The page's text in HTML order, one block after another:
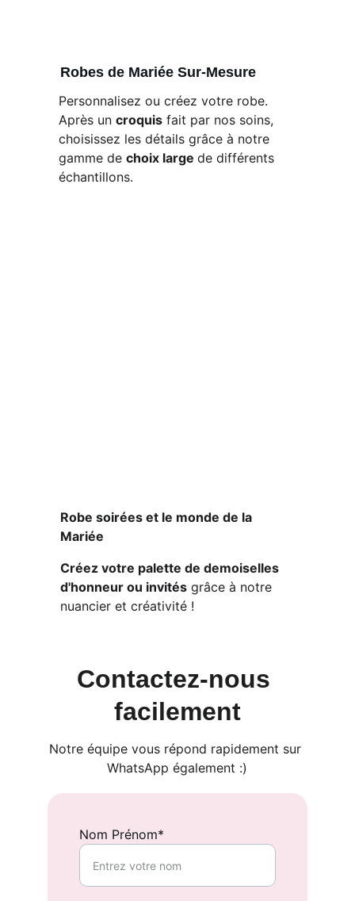
Robes de Mariée Sur-Mesure
Personnalisez ou créez votre robe.
Après un croquis fait par nos soins,
choisissez les détails grâce à notre
gamme de choix large de différents
échantillons.
Créez votre palette de demoiselles
d'honneur ou invités grâce à notre
nuancier et créativité !
Robe soirées et le monde de la
Mariée
Contactez-nous
facilement
Nom Prénom*
Notre équipe vous répond rapidement sur
WhatsApp également :)